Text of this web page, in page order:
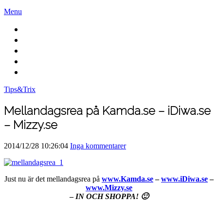
Menu
Tips&Trix
Mellandagsrea på Kamda.se – iDiwa.se
– Mizzy.se
2014/12/28 10:26:04 Inga kommentarer
Just nu är det mellandagsrea på www.Kamda.se–www.iDiwa.se–
www.Mizzy.se
–IN OCH SHOPPA! 🙂